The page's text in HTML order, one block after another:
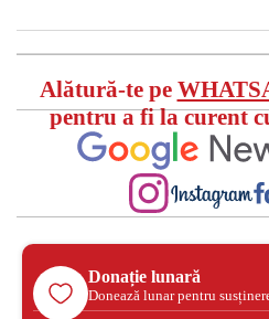
Alătură-te pe
pentru a fi la curent
Donație lunară
Donează lunar pentru